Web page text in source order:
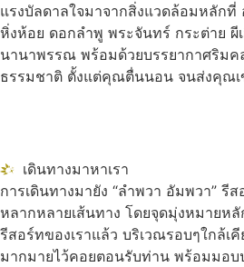
แรงบัลดาลใจมาจากสิ่งแวดล้อมหลักที่
หิ่งห้อย ดอกลำพู พระจันทร์ กระต่าย ผี
นานาพรรณ พร้อมด้วยบรรยากาศริม
ธรรมชาติ ตั้งแต่คุณตื่นนอน จนส่งคุณ
เดินทางมาหาเรา
การเดินทางมายัง “ลำพวา อัมพวา” รี
หลากหลายเส้นทาง โดยจุดมุ่งหมายห
รีสอร์ทของเราแล้ว บริเวณรอบๆใกล้เ
มากมายไว้คอยตอนรับท่าน พร้อมมอ